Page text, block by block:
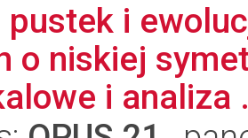
pustek i
o niskiej
i analiza